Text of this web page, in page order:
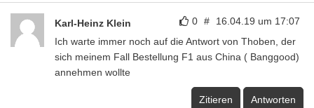
0 # 16.04.19 um 17:07
Karl-Heinz Klein
Ich warte immer noch auf die Antwort von Thoben, der
sich meinem Fall Bestellung F1 aus China ( Banggood)
annehmen wollte
Zitieren Antworten